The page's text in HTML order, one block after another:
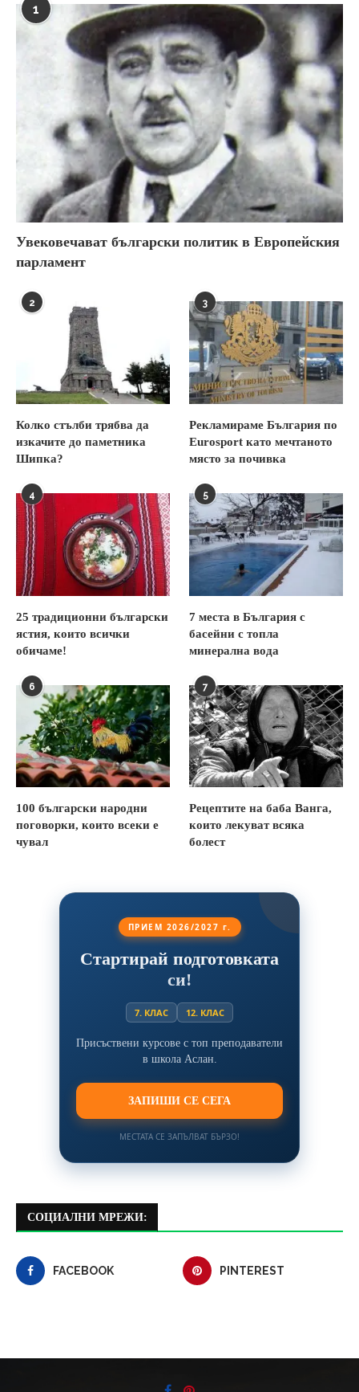
1
Увековечават български политик в Европейския
парламент
2
Колко стълби трябва да
изкачите до паметника
Шипка?
3
Рекламираме България по
Eurosport като мечтаното
място за почивка
4
25 традиционни български
ястия, които всички
обичаме!
5
7 места в България с
басейни с топла
минерална вода
6
100 български народни
поговорки, които всеки е
чувал
7
Рецептите на баба Ванга,
които лекуват всяка
болест
ПРИЕМ 2026/2027 г.
Стартирай подготовката
си!
7. КЛАС 12. КЛАС
Присъствени курсове с топ преподаватели
в школа Аслан.
ЗАПИШИ СЕ СЕГА
МЕСТАТА СЕ ЗАПЪЛВАТ БЪРЗО!
СОЦИАЛНИ МРЕЖИ:
FACEBOOK PINTEREST